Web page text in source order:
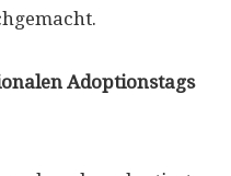
Adoptionstags